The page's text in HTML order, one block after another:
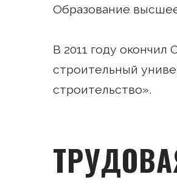
Образование
В 2011 году
строительный
строительство».